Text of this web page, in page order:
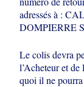
adressés à :
DOMPIERRE
Le colis devra
l’Acheteur et
quoi il ne